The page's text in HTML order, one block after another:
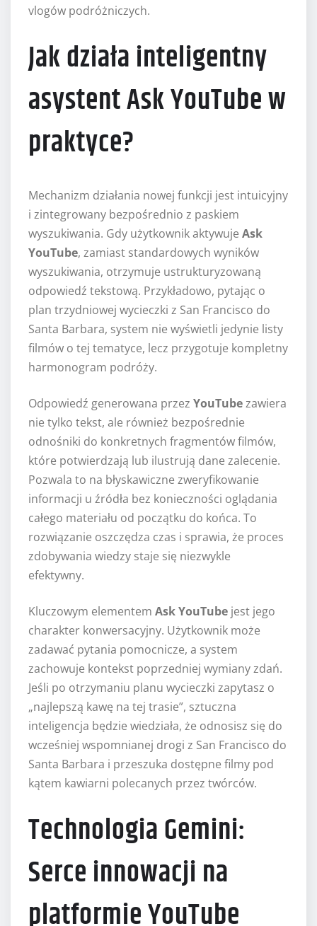
vlogów podróżniczych.
Jak działa inteligentny
asystent Ask YouTube w
praktyce?
Mechanizm działania nowej funkcji jest intuicyjny
i zintegrowany bezpośrednio z paskiem
wyszukiwania. Gdy użytkownik aktywuje Ask
YouTube, zamiast standardowych wyników
wyszukiwania, otrzymuje ustrukturyzowaną
odpowiedź tekstową. Przykładowo, pytając o
plan trzydniowej wycieczki z San Francisco do
Santa Barbara, system nie wyświetli jedynie listy
filmów o tej tematyce, lecz przygotuje kompletny
harmonogram podróży.
Odpowiedź generowana przez YouTubezawiera
nie tylko tekst, ale również bezpośrednie
odnośniki do konkretnych fragmentów filmów,
które potwierdzają lub ilustrują dane zalecenie.
Pozwala to na błyskawiczne zweryfikowanie
informacji u źródła bez konieczności oglądania
całego materiału od początku do końca. To
rozwiązanie oszczędza czas i sprawia, że proces
zdobywania wiedzy staje się niezwykle
efektywny.
Kluczowym elementem Ask YouTube jest jego
charakter konwersacyjny. Użytkownik może
zadawać pytania pomocnicze, a system
zachowuje kontekst poprzedniej wymiany zdań.
Jeśli po otrzymaniu planu wycieczki zapytasz o
„najlepszą kawę na tej trasie”, sztuczna
inteligencja będzie wiedziała, że odnosisz się do
wcześniej wspomnianej drogi z San Francisco do
Santa Barbara i przeszuka dostępne filmy pod
kątem kawiarni polecanych przez twórców.
Technologia Gemini:
Serce innowacji na
platformie YouTube